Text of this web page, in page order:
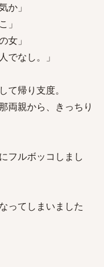
か」
」
女」
でなし。」
て帰り支度。
両親から、きっちり
フルボッコしまし
てしまいました